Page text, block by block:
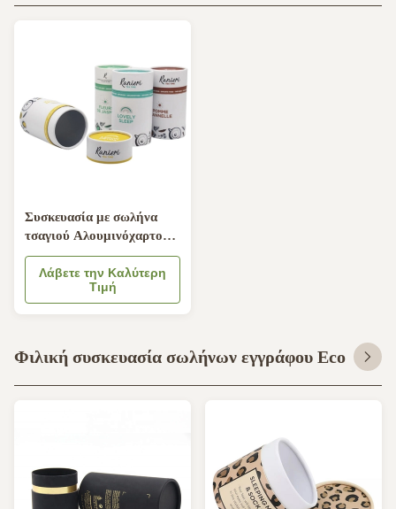
Συσκευασία με σωλήνα
τσαγιού Αλουμινόχαρτο
Στρογγυλά δοχεία για
προϊόντα διατροφής
Συσκευασία καραμέλας
Λάβετε την Καλύτερη
Τιμή
Φιλική συσκευασία σωλήνων εγγράφου Eco